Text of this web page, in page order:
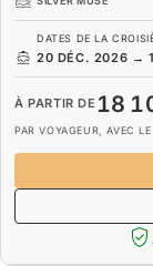
DATES DE LA
20 DÉC. 2026 →
À PARTIR DE 18
PAR VOYAGEUR, AVEC